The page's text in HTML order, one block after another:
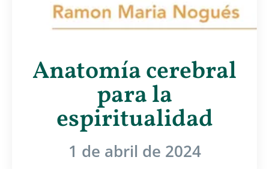
Anatomía cerebral
para la
espiritualidad
1 de abril de 2024